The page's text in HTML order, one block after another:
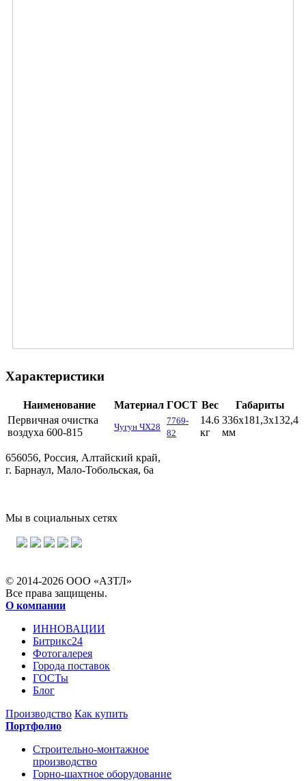
Характеристики
Наименование Материал ГОСТ Вес
Габариты
Первичная очистка
воздуха 600-815
Чугун ЧХ28
7769-
82
14.6
кг
336х181,3х132,4
мм
656056, Россия, Алтайский край,
г. Барнаул, Мало-Тобольская, 6а
Мы в социальных сетях
© 2014-2026 ООО «АЗТЛ»
Все права защищены.
О компании
ИННОВАЦИИ
Битрикс24
Фотогалерея
Города поставок
ГОСТы
Блог
Производство Как купить
Портфолио
Строительно-монтажное
производство
Горно-шахтное оборудование